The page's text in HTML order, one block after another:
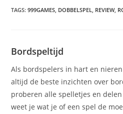
TAGS:999GAMES, DOBBELSPEL, REVIEW,
Bordspeltijd
Als bordspelers in hart en
altijd de beste inzichten over
proberen alle spelletjes en
weet je wat je of een spel de